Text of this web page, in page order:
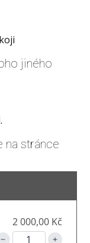
jiného
na stránce
2 000,00 Kč